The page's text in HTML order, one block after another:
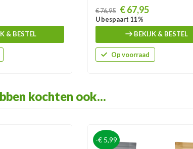
& BESTEL
Prijs
€ 76,95 € 67,95
U bespaart 11 %
BEKIJK & BESTEL
Op voorraad
kochten ook...
-€ 5,99